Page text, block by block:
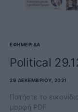
ΕΦΗΜΕΡΊΔΑ
Political
29 ΔΕΚΕΜΒΡΊΟΥ, 2021
Πατήστε το
μορφή PDF